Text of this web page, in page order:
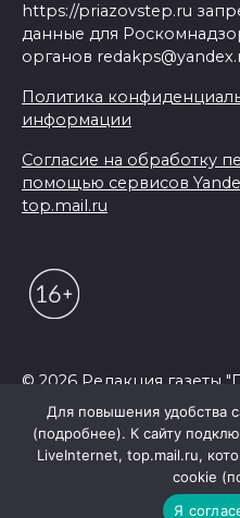
https://priazovstep.ru
данные для
органов
Политика
информации
Согласие на обработку
помощью сервисов
top.mail.ru
© 2026 Редакция газеты
Для повышения удобства
(подробнее). К сайту
LiveInternet, top.mail.ru,
cookie
Я